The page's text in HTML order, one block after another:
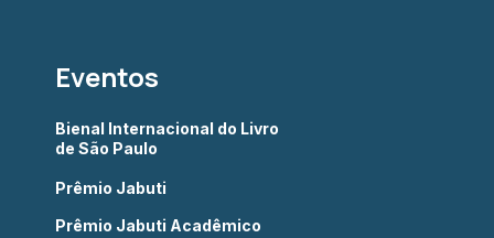
Eventos
Bienal Internacional do Livro
de São Paulo
Prêmio Jabuti
Prêmio Jabuti Acadêmico